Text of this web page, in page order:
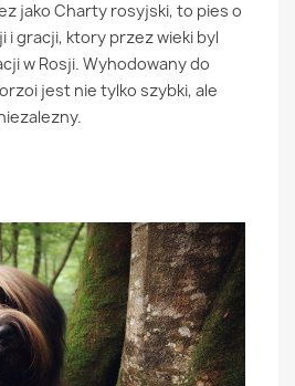
jako Charty rosyjski, to pies o
i gracji, ktory przez wieki byl
w Rosji. Wyhodowany do
jest nie tylko szybki, ale